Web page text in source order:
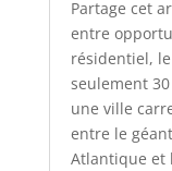
Partage cet
entre
résidentiel,
seulement
une ville
entre le
Atlantique et